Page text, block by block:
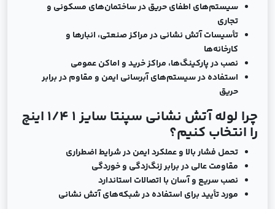
سیستم‌های اطفای حریق در ساختمان‌های مسکونی و
تجاری
تأسیسات آتش نشانی در مراکز صنعتی، انبارها و
کارخانه‌ها
نصب در پارکینگ‌ها، مراکز خرید و اماکن عمومی
استفاده در سیستم‌های آبرسانی ایمن و مقاوم در برابر
حریق
چرا لوله آتش نشانی سپنتا سایز 1 1/4 اینچ
را انتخاب کنیم؟
تحمل فشار بالا و عملکرد ایمن در شرایط اضطراری
مقاومت عالی در برابر زنگ‌زدگی و خوردگی
نصب سریع و آسان با اتصالات استاندارد
مورد تأیید برای استفاده در شبکه‌های آتش نشانی